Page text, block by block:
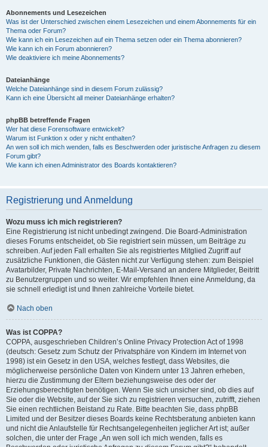
Abonnements und Lesezeichen
Was ist der Unterschied zwischen einem Lesezeichen und einem Abonnements für ein
Thema oder Forum?
Wie kann ich ein Lesezeichen auf ein Thema setzen oder ein Thema abonnieren?
Wie kann ich ein Forum abonnieren?
Wie deaktiviere ich meine Abonnements?
Dateianhänge
Welche Dateianhänge sind in diesem Forum zulässig?
Kann ich eine Übersicht all meiner Dateianhänge erhalten?
phpBB betreffende Fragen
Wer hat diese Forensoftware entwickelt?
Warum ist Funktion x oder y nicht enthalten?
An wen soll ich mich wenden, falls es Beschwerden oder juristische Anfragen zu diesem
Forum gibt?
Wie kann ich einen Administrator des Boards kontaktieren?
Registrierung und Anmeldung
Wozu muss ich mich registrieren?
Eine Registrierung ist nicht unbedingt zwingend. Die Board-Administration
dieses Forums entscheidet, ob Sie registriert sein müssen, um Beiträge zu
schreiben. Auf jeden Fall erhalten Sie als registriertes Mitglied Zugriff auf
zusätzliche Funktionen, die Gästen nicht zur Verfügung stehen: zum Beispiel
Avatarbilder, Private Nachrichten, E-Mail-Versand an andere Mitglieder, Beitritt
zu Benutzergruppen und so weiter. Wir empfehlen Ihnen eine Anmeldung, da
sie schnell erledigt ist und Ihnen zahlreiche Vorteile bietet.
Nach oben
Was ist COPPA?
COPPA, ausgeschrieben Children’s Online Privacy Protection Act of 1998
(deutsch: Gesetz zum Schutz der Privatsphäre von Kindern im Internet von
1998) ist ein Gesetz in den USA, welches festlegt, dass Websites, die
möglicherweise persönliche Daten von Kindern unter 13 Jahren erheben,
hierzu die Zustimmung der Eltern beziehungsweise des oder der
Erziehungsberechtigten benötigen. Wenn Sie sich unsicher sind, ob dies auf
Sie oder die Website, auf der Sie sich zu registrieren versuchen, zutrifft, ziehen
Sie einen rechtlichen Beistand zu Rate. Bitte beachten Sie, dass phpBB
Limited und der Besitzer dieses Boards keine Rechtsberatung anbieten kann
und nicht die Anlaufstelle für Rechtsangelegenheiten jeglicher Art ist; außer
solchen, die unter der Frage „An wen soll ich mich wenden, falls es